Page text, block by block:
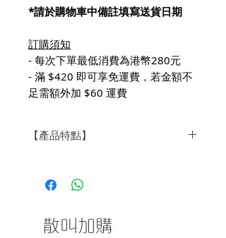
*請於購物車中備註填寫送貨日期
訂購須知
- 每次下單最低消費為港幣280元
- 滿 $420 即可享免運費，若金額不
足需額外加 $60 運費
【產品特點】
糖，適合糖尿人士，無麩質飲食
一口酥，方便食用
一盒6份共12塊輕鬆分享
散叫加購